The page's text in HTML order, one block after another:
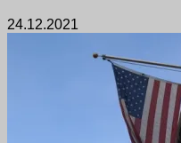
24.12.2021